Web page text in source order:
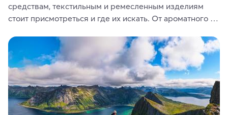
средствам, текстильным и ремесленным изделиям
стоит присмотреться и где их искать. От ароматного
керамики и изделий из кожи на турецких рынках и в
аутентичных лавках — в подарок близким или себе на
память о путешествии.